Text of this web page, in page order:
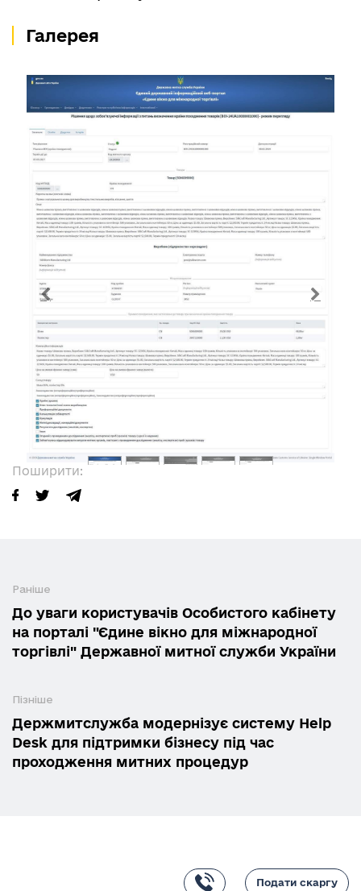
Поширити:
Галерея
Раніше
До уваги користувачів Особистого кабінету
на порталі "Єдине вікно для міжнародної
торгівлі" Державної митної служби України
Пізніше
Держмитслужба модернізує систему Help
Desk для підтримки бізнесу під час
проходження митних процедур
Подати скаргу